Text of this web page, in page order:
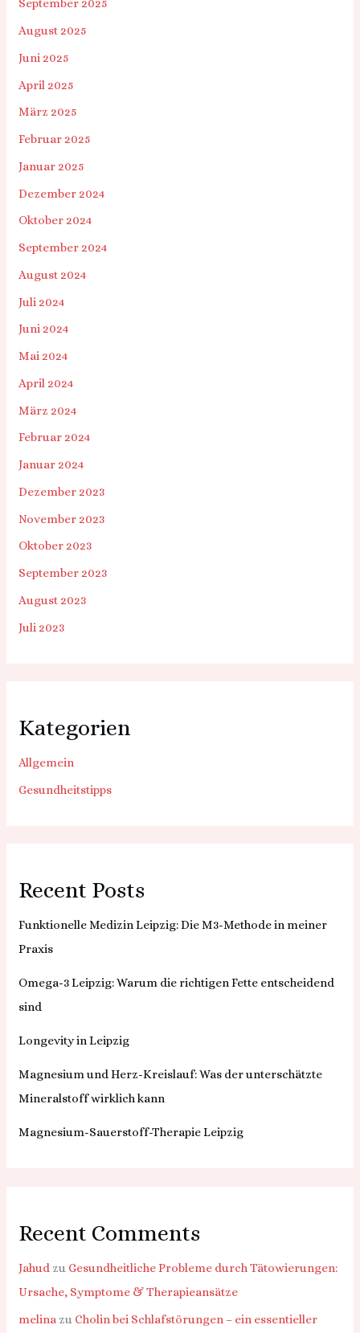
September 2025
August 2025
Juni 2025
April 2025
März 2025
Februar 2025
Januar 2025
Dezember 2024
Oktober 2024
September 2024
August 2024
Juli 2024
Juni 2024
Mai 2024
April 2024
März 2024
Februar 2024
Januar 2024
Dezember 2023
November 2023
Oktober 2023
September 2023
August 2023
Juli 2023
Kategorien
Allgemein
Gesundheitstipps
Recent Posts
Funktionelle Medizin Leipzig: Die M3-Methode in meiner
Praxis
Omega-3 Leipzig: Warum die richtigen Fette entscheidend
sind
Longevity in Leipzig
Magnesium und Herz-Kreislauf: Was der unterschätzte
Mineralstoff wirklich kann
Magnesium-Sauerstoff-Therapie Leipzig
Recent Comments
Jahud zu Gesundheitliche Probleme durch Tätowierungen:
Ursache, Symptome & Therapieansätze
melina zu Cholin bei Schlafstörungen – ein essentieller